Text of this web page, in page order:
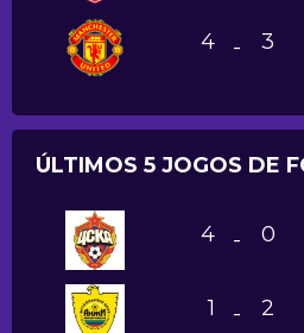
4 - 3
ÚLTIMOS 5 JOGOS DE
4 - 0
1 - 2